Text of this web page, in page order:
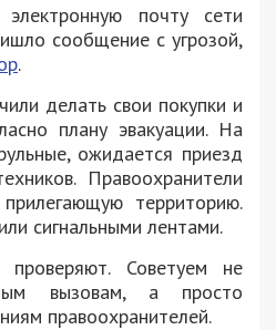
почту сети
сообщение с угрозой,
.
делать свои покупки и
плану эвакуации. На
ожидается приезд
Правоохранители
территорию.
сигнальными лентами.
Советуем не
вызовам, а просто
правоохранителей.